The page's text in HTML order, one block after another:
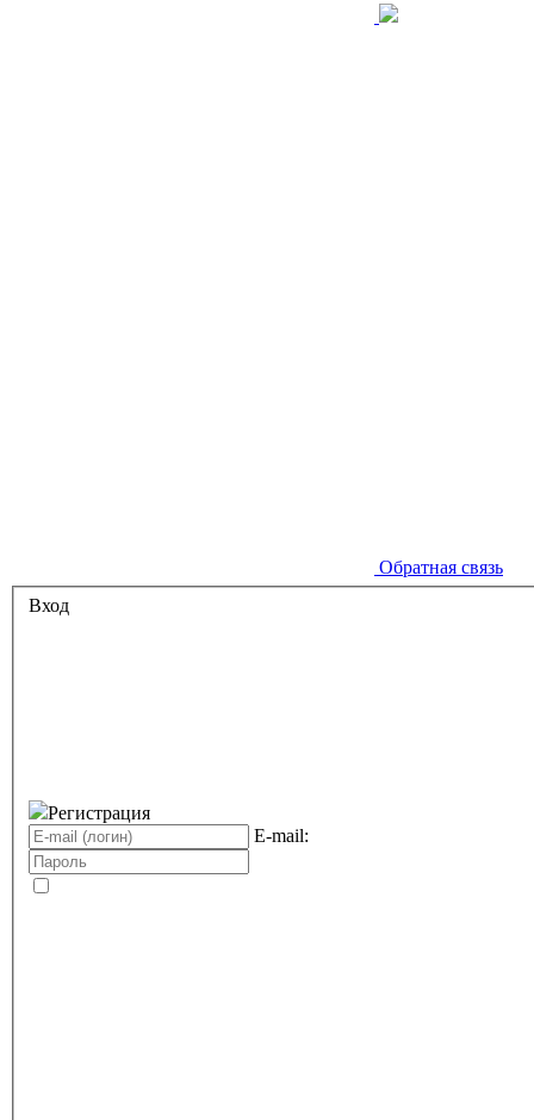
Обратная связь
Вход
Регистрация
E-mail: